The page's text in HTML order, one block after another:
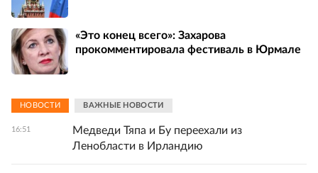
«Это конец всего»: Захарова
прокомментировала фестиваль в Юрмале
НОВОСТИ ВАЖНЫЕ НОВОСТИ
16:51
Медведи Тяпа и Бу переехали из
Ленобласти в Ирландию